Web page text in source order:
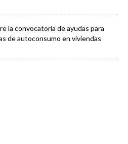
la convocatoria de ayudas para
de autoconsumo en viviendas